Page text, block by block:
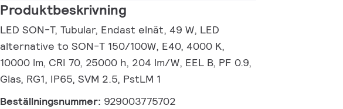
Produktbeskrivning
LED SON-T, Tubular, Endast elnät, 49 W, LED
alternative to SON-T 150/100W, E40, 4000 K,
10000 lm, CRI 70, 25000 h, 204 lm/W, EEL B, PF 0.9,
Glas, RG1, IP65, SVM 2.5, PstLM 1
Beställningsnummer: 929003775702